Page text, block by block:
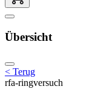
Übersicht
< Terug
rfa-ringversuch